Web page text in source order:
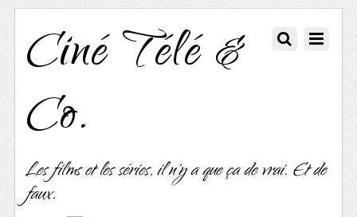
Ciné Télé &
Co.
Les films et les séries, il n'y a que ça de vrai. Et de
faux.